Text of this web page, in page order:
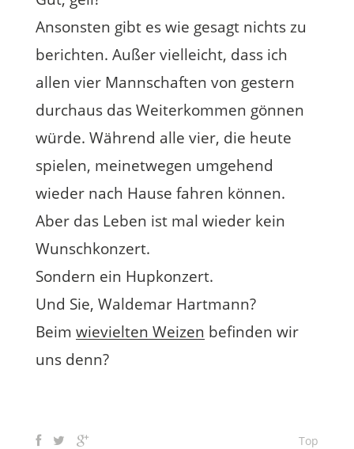
Ansonsten gibt es wie gesagt nichts zu
berichten. Außer vielleicht, dass ich
allen vier Mannschaften von gestern
durchaus das Weiterkommen gönnen
würde. Während alle vier, die heute
spielen, meinetwegen umgehend
wieder nach Hause fahren können.
Aber das Leben ist mal wieder kein
Wunschkonzert.
Sondern ein Hupkonzert.
Und Sie, Waldemar Hartmann?
Beim wievielten Weizen befinden wir
uns denn?
Top